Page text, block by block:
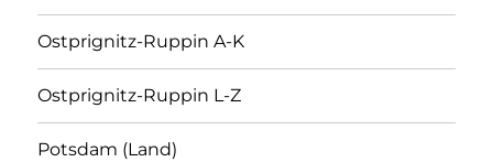
Ostprignitz-Ruppin A-K
Ostprignitz-Ruppin L-Z
Potsdam (Land)